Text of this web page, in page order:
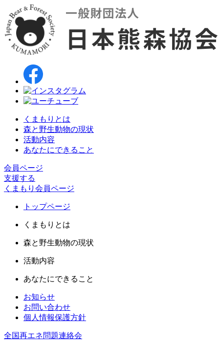
くまもりとは
森と野生動物の現状
活動内容
あなたにできること
会員ページ
支援する
くまもり会員ページ
トップページ
くまもりとは
森と野生動物の現状
活動内容
あなたにできること
お知らせ
お問い合わせ
個人情報保護方針
全国再エネ問題連絡会